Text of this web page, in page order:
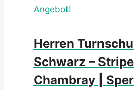
Angebot!
Herren
Schwarz –
Chambray |